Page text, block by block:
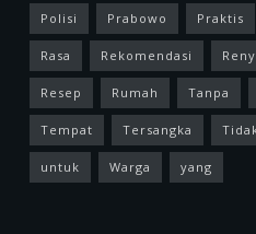
Polisi Prabowo Praktis
Rasa Rekomendasi
Resep Rumah Tanpa
Tempat Tersangka
untuk Warga yang